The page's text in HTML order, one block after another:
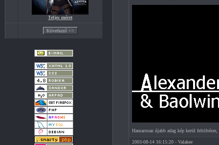
Teljes méret
Hamarosan újabb adag kép kerül
2003-08-14 16:15:20 - Valakee